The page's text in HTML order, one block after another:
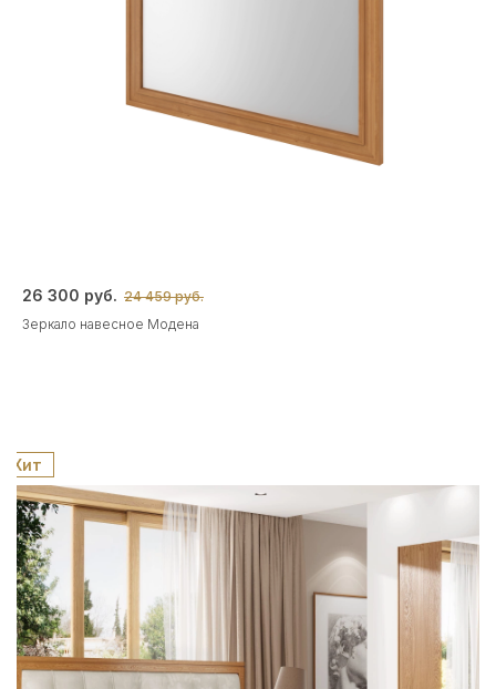
26 300 руб. 24 459 руб.
Зеркало навесное Модена
Хит